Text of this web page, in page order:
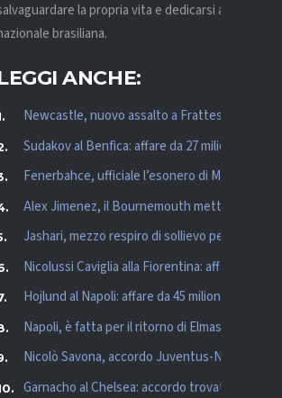
la propria vita e dedicarsi alla
brasiliana.
ANCHE:
Newcastle, nuovo assalto a Frattesi: l’Inter
Sudakov al Benfica: affare da 27 milioni più
Fenerbahce, ufficiale l’esonero di Mourinho
Alex Jimenez, il Bournemouth mette la freccia
Jashari, mezzo respiro di sollievo per il Milan: il
Nicolussi Caviglia alla Fiorentina: affare da circa
Hojlund al Napoli: affare da 45 milioni per
Napoli, è fatta per il ritorno di Elmas: colpo a
Nicolò Savona, accordo Juventus-Nottingham:
Garnacho al Chelsea: accordo trovato con il